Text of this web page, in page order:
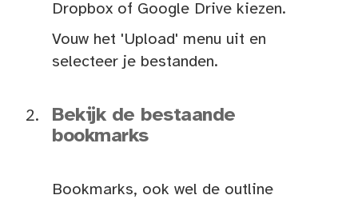
Dropbox of Google Drive kiezen.
Vouw het 'Upload' menu uit en
selecteer je bestanden.
Bekijk de bestaande
bookmarks
Bookmarks, ook wel de outline